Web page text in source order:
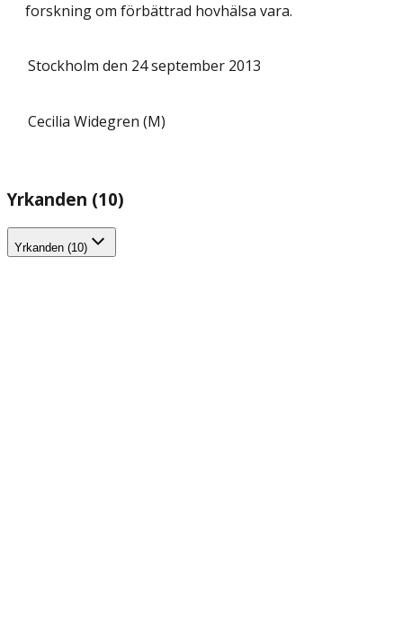
forskning om förbättrad hovhälsa vara.
Stockholm den 24 september 2013
Cecilia Widegren (M)
Yrkanden (10)
Yrkanden (10)